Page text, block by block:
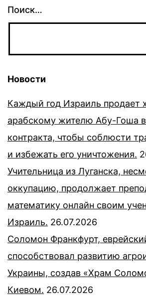
Поиск…
Новости
Каждый год Израиль продает
арабскому жителю Абу-Гоша
контракта, чтобы соблюсти
и избежать его уничтожения.
Учительница из Луганска,
оккупацию, продолжает
математику онлайн своим
Израиль. 26.07.2026
Соломон Франкфурт,
способствовал развитию
Украины, создав «Храм
Киевом. 26.07.2026